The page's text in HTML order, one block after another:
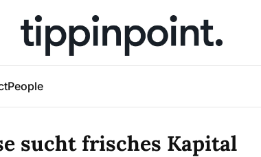
People
sucht frisches Kapital